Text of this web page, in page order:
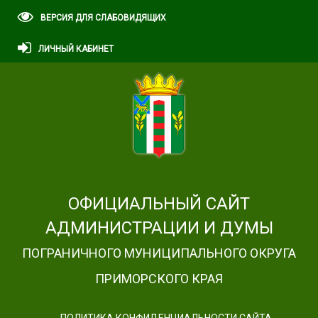
ВЕРСИЯ ДЛЯ СЛАБОВИДЯЩИХ
ЛИЧНЫЙ КАБИНЕТ
ОФИЦИАЛЬНЫЙ САЙТ
АДМИНИСТРАЦИИ И ДУМЫ
ПОГРАНИЧНОГО МУНИЦИПАЛЬНОГО ОКРУГА
ПРИМОРСКОГО КРАЯ